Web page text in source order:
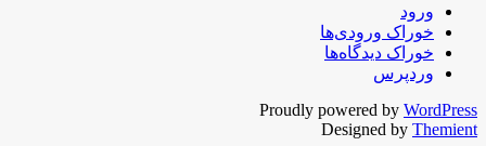
ورود
خوراک ورودی‌ها
خوراک دیدگاه‌ها
وردپرس
Proudly powered by WordPress
Designed by Themient